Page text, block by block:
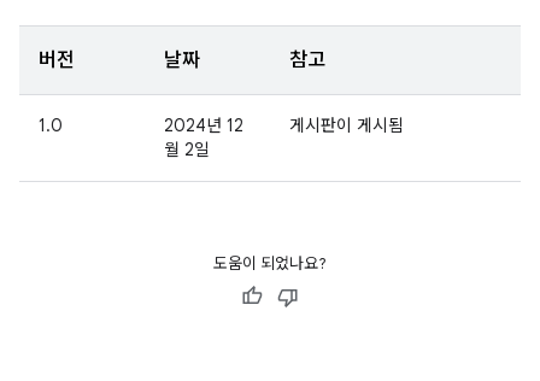
버전 날짜 참고
1.0
2024년 12
월 2일
게시판이 게시됨
도움이 되었나요?